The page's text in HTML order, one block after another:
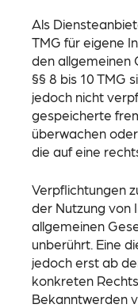
Als
TMG für eigene
den allgemeinen
§§ 8 bis 10 TMG
jedoch nicht
gespeicherte
überwachen
die auf eine
Verpflichtungen
der Nutzung von
allgemeinen
unberührt. Eine
jedoch erst ab
konkreten
Bekanntwerden